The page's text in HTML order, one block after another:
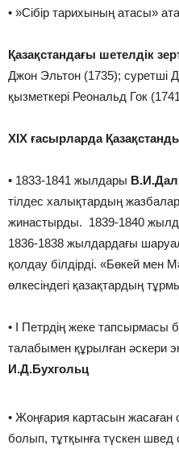
• ͘»Сібір тарихының атасы»
Қазақстандағы шетелдік
Джон Эльтон (1735); суретші
қызметкері Реональд Гок
XIX ғасырларда
• ͘1833-1841 жылдары
тілдес халықтардың
жинастырды. ͘1839-1840
1836-1838 жылдардағы
қолдау білдірді. «Бөкей мен
өлкесіндегі қазақтардың
• ͘І Петрдің жеке тапсырмасы
талабымен құрылған әскери
И.Д.Бухгольц
• ͘Жоңғария картасын
болып, тұтқынға түскен швед